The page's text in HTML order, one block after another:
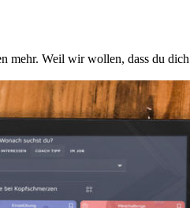
mehr. Weil wir wollen, dass du